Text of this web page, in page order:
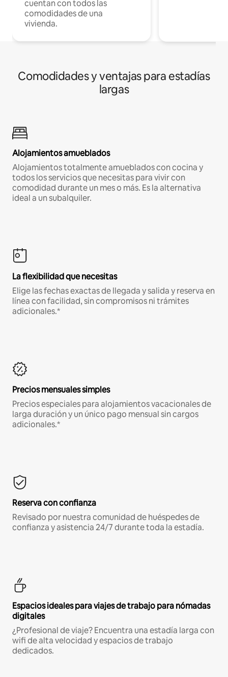
cuentan con todos las
comodidades de una
vivienda.
Comodidades y ventajas para estadías
largas
Alojamientos amueblados
Alojamientos totalmente amueblados con cocina y
todos los servicios que necesitas para vivir con
comodidad durante un mes o más. Es la alternativa
ideal a un subalquiler.
La flexibilidad que necesitas
Elige las fechas exactas de llegada y salida y reserva en
línea con facilidad, sin compromisos ni trámites
adicionales.*
Precios mensuales simples
Precios especiales para alojamientos vacacionales de
larga duración y un único pago mensual sin cargos
adicionales.*
Reserva con confianza
Revisado por nuestra comunidad de huéspedes de
confianza y asistencia 24/7 durante toda la estadía.
Espacios ideales para viajes de trabajo para nómadas
digitales
¿Profesional de viaje? Encuentra una estadía larga con
wifi de alta velocidad y espacios de trabajo
dedicados.